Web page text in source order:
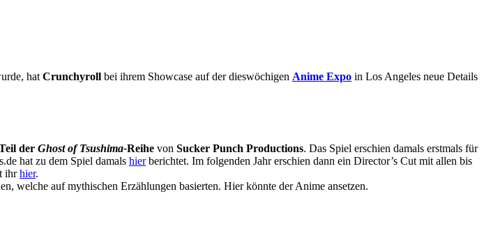
hat Crunchyroll bei ihrem Showcase auf der dieswöchigen Anime Expo in Los Angeles neue Details
der Ghost of Tsushima-Reihe von Sucker Punch Productions. Das Spiel erschien damals erstmals für
hat zu dem Spiel damals hierberichtet. Im folgenden Jahr erschien dann ein Director’s Cut mit allen bis
ihrhier.
welche auf mythischen Erzählungen basierten. Hier könnte der Anime ansetzen.